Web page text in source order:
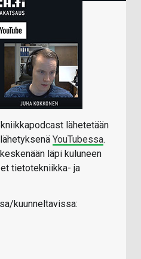
lähetetään
YouTubessa.
läpi kuluneen
tietotekniikka- ja
kuunneltavissa: